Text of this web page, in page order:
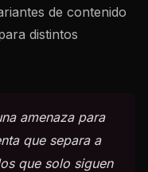
de contenido
distintos
amenaza para
que separa a
que solo siguen